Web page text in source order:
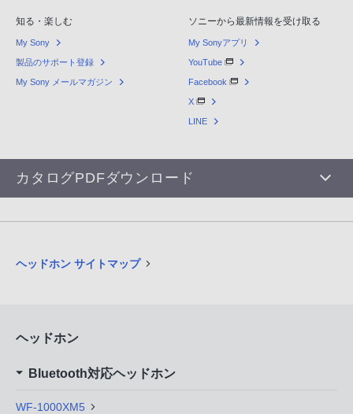
知る・楽しむ
My Sony
製品のサポート登録
My Sony メールマガジン
ソニーから最新情報を受け取る
My Sonyアプリ
YouTube
Facebook
X
LINE
カタログPDFダウンロード
ヘッドホン サイトマップ
ヘッドホン
Bluetooth対応ヘッドホン
WF-1000XM5